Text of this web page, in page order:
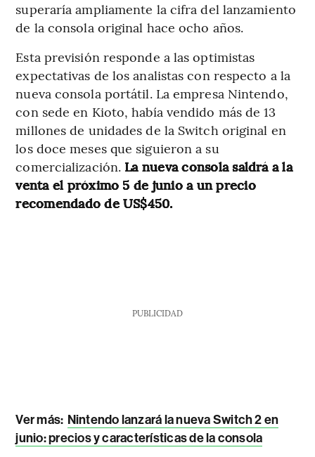
superaría ampliamente la cifra del lanzamiento
de la consola original hace ocho años.
Esta previsión responde a las optimistas
expectativas de los analistas con respecto a la
nueva consola portátil. La empresa Nintendo,
con sede en Kioto, había vendido más de 13
millones de unidades de la Switch original en
los doce meses que siguieron a su
comercialización. La nueva consola saldrá a la
venta el próximo 5 de junio a un precio
recomendado de US$450.
PUBLICIDAD
Ver más: Nintendo lanzará la nueva Switch 2 en
junio: precios y características de la consola